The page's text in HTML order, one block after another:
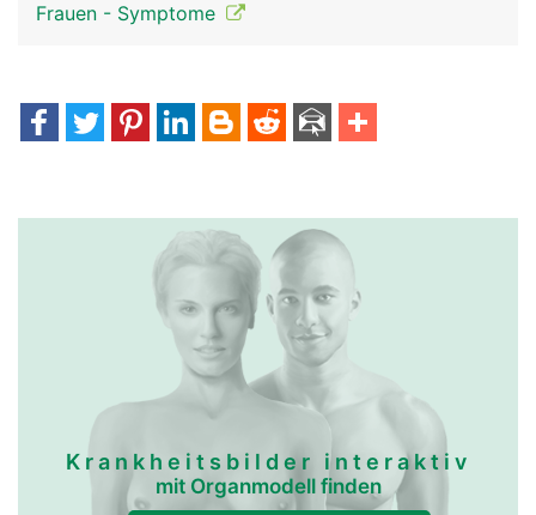
Frauen - Symptome
Krankheitsbilder interaktiv
mit Organmodell finden